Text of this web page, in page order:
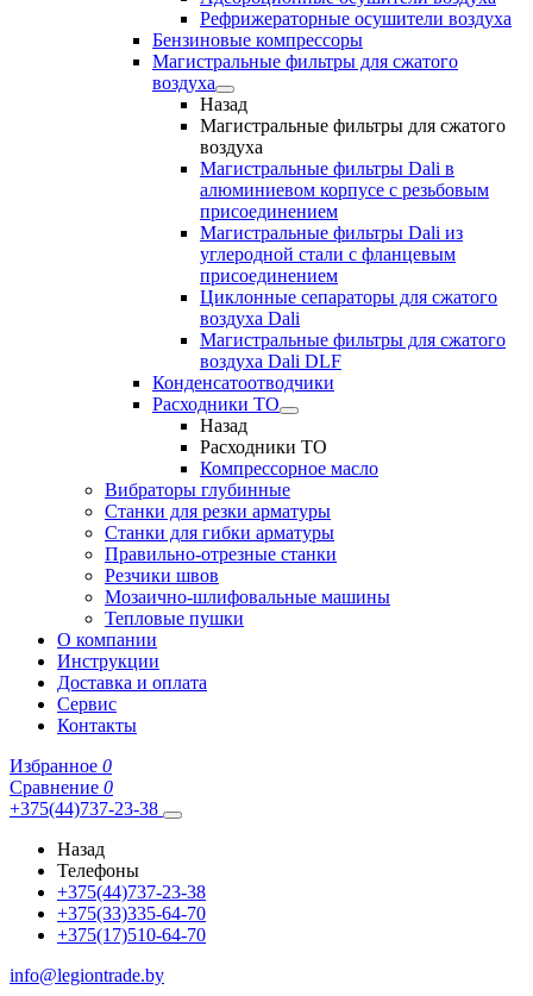
Рефрижераторные осушители воздуха
Бензиновые компрессоры
Магистральные фильтры для сжатого
воздуха
Назад
Магистральные фильтры для сжатого
воздуха
Магистральные фильтры Dali в
алюминиевом корпусе с резьбовым
присоединением
Магистральные фильтры Dali из
углеродной стали с фланцевым
присоединением
Циклонные сепараторы для сжатого
воздуха Dali
Магистральные фильтры для сжатого
воздуха Dali DLF
Конденсатоотводчики
Расходники ТО
Назад
Расходники ТО
Компрессорное масло
Вибраторы глубинные
Станки для резки арматуры
Станки для гибки арматуры
Правильно-отрезные станки
Резчики швов
Мозаично-шлифовальные машины
Тепловые пушки
О компании
Инструкции
Доставка и оплата
Сервис
Контакты
Избранное 0
Сравнение 0
+375(44)737-23-38
Назад
Телефоны
+375(44)737-23-38
+375(33)335-64-70
+375(17)510-64-70
info@legiontrade.by